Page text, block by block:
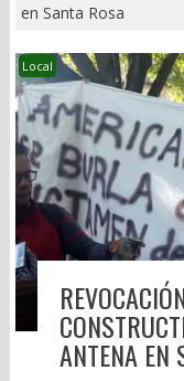
en Santa Rosa
Local
ANTENA EN